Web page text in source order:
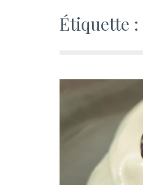
Étiquette :